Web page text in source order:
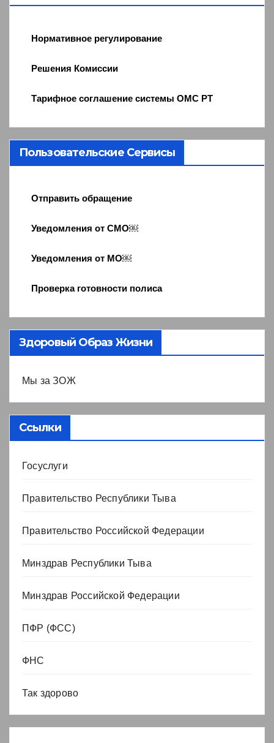
Нормативное регулирование
Решения Комиссии
Тарифное соглашение системы ОМС РТ
Пользовательские Сервисы
Отправить обращение
Уведомления от СМО￼
Уведомления от МО￼
Проверка готовности полиса
Здоровый Образ Жизни
Мы за ЗОЖ
Ссылки
Госуслуги
Правительство Республики Тыва
Правительство Российской Федерации
Минздрав Республики Тыва
Минздрав Российской Федерации
ПФР (ФСС)
ФНС
Так здорово